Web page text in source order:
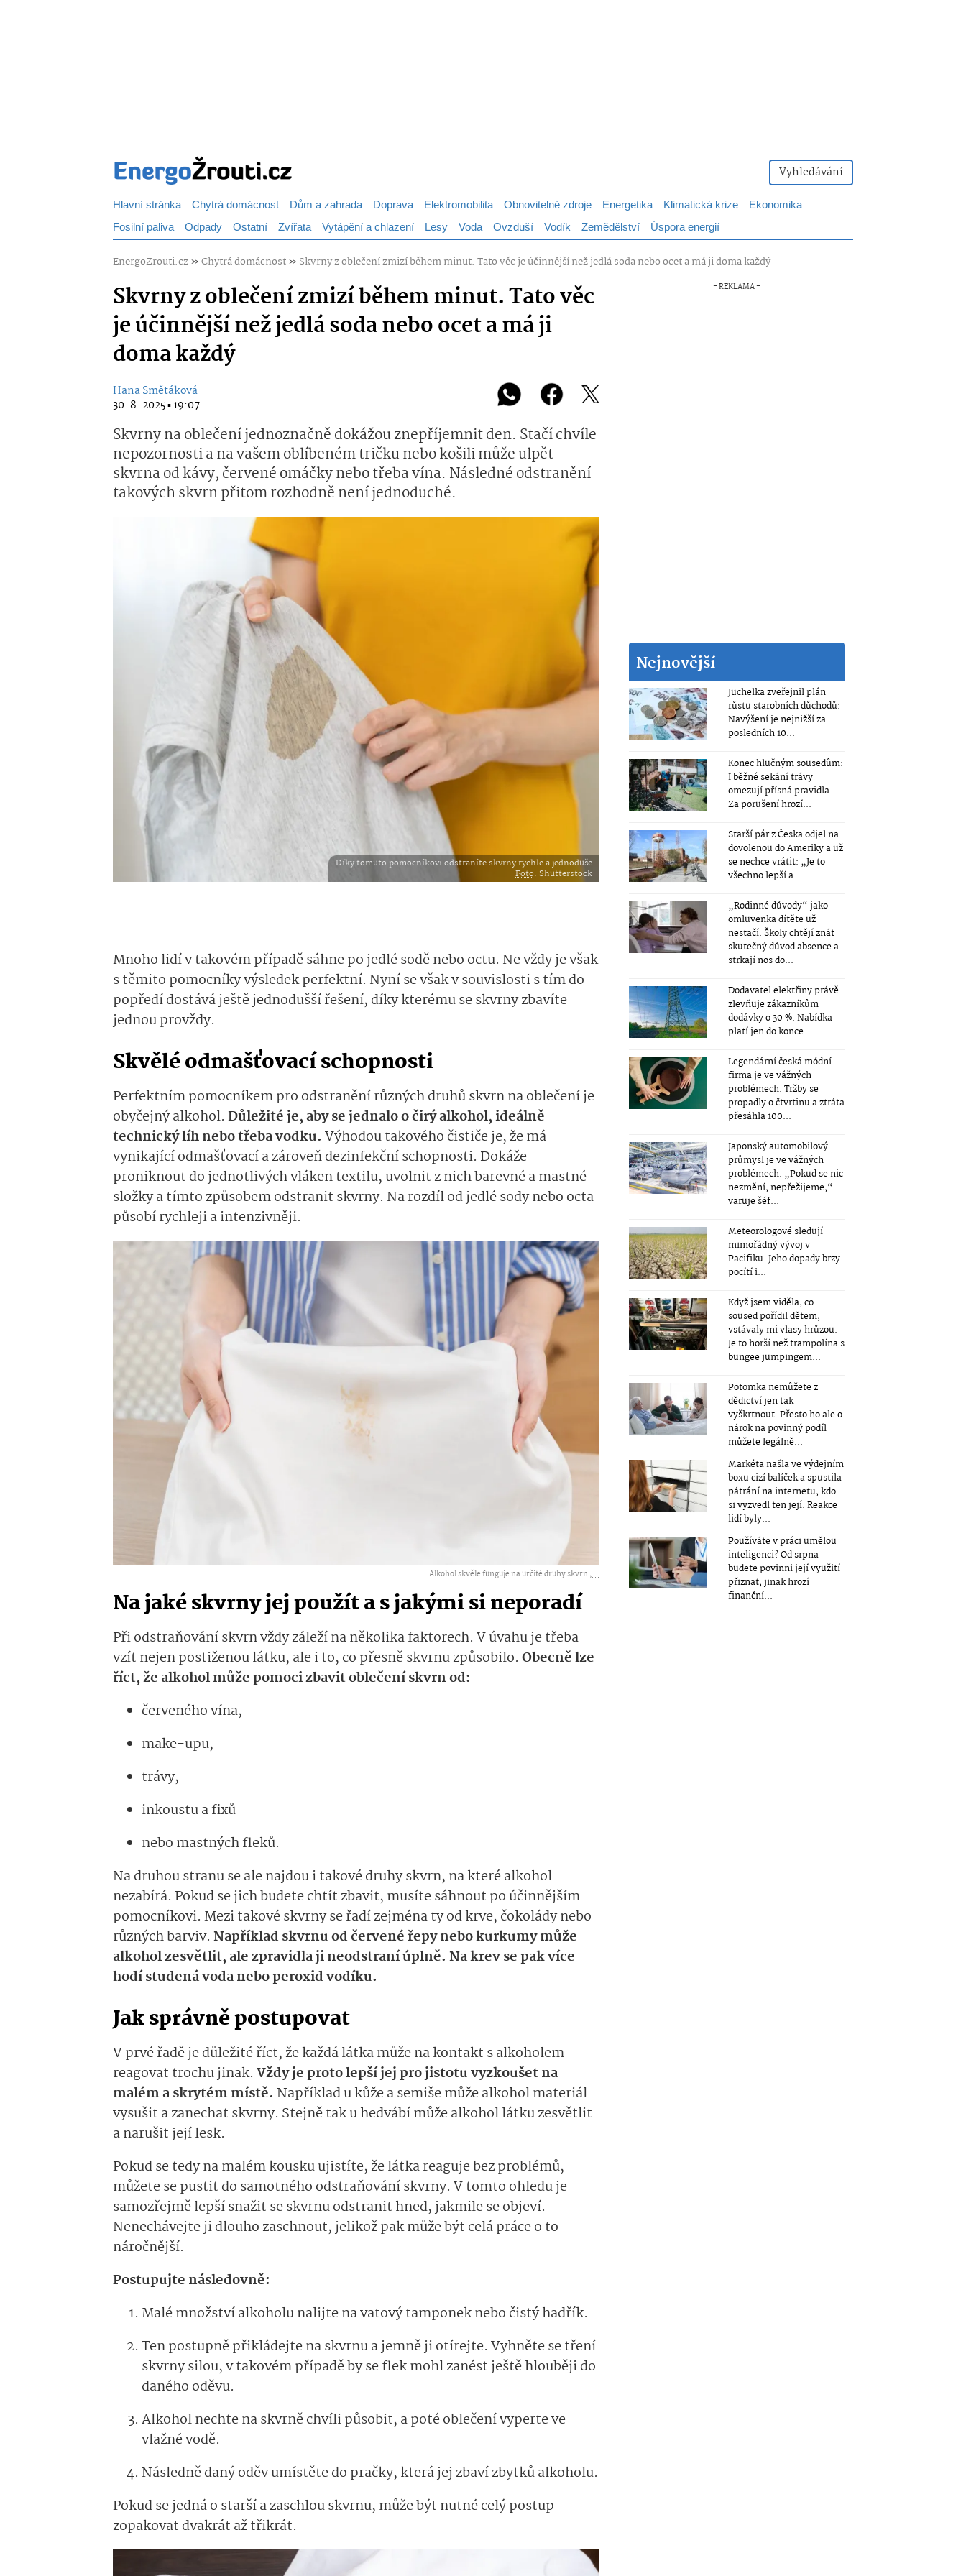
Vyhledávání
Hlavní stránka Chytrá domácnost Dům a zahrada Doprava Elektromobilita Obnovitelné zdroje Energetika Klimatická krize
Ekonomika
Fosilní paliva Odpady Ostatní Zvířata Vytápění a chlazení Lesy Voda Ovzduší Vodík Zemědělství Úspora energií
EnergoZrouti.cz»Chytrá domácnost» Skvrny z oblečení zmizí během minut. Tato věc je účinnější než jedlá soda nebo ocet a má ji doma každý
Skvrny z oblečení zmizí během minut. Tato věc
je účinnější než jedlá soda nebo ocet a má ji
doma každý
Hana Smětáková
30. 8. 2025 ▪ 19:07
Skvrny na oblečení jednoznačně dokážou znepříjemnit den. Stačí chvíle
nepozornosti a na vašem oblíbeném tričku nebo košili může ulpět
skvrna od kávy, červené omáčky nebo třeba vína. Následné odstranění
takových skvrn přitom rozhodně není jednoduché.
Díky tomuto pomocníkovi odstraníte skvrny rychle a jednoduše
Foto: Shutterstock
Mnoho lidí v takovém případě sáhne po jedlé sodě nebo octu. Ne vždy je však
s těmito pomocníky výsledek perfektní. Nyní se však v souvislosti s tím do
popředí dostává ještě jednodušší řešení, díky kterému se skvrny zbavíte
jednou provždy.
Skvělé odmašťovací schopnosti
Perfektním pomocníkem pro odstranění různých druhů skvrn na oblečení je
obyčejný alkohol. Důležité je, aby se jednalo o čirý alkohol, ideálně
technický líh nebo třeba vodku. Výhodou takového čističe je, že má
vynikající odmašťovací a zároveň dezinfekční schopnosti. Dokáže
proniknout do jednotlivých vláken textilu, uvolnit z nich barevné a mastné
složky a tímto způsobem odstranit skvrny. Na rozdíl od jedlé sody nebo octa
působí rychleji a intenzivněji.
Alkohol skvěle funguje na určité druhy skvrn ,...
Na jaké skvrny jej použít a s jakými si neporadí
Při odstraňování skvrn vždy záleží na několika faktorech. V úvahu je třeba
vzít nejen postiženou látku, ale i to, co přesně skvrnu způsobilo. Obecně lze
říct, že alkohol může pomoci zbavit oblečení skvrn od:
červeného vína,
make-upu,
trávy,
inkoustu a fixů
nebo mastných fleků.
Na druhou stranu se ale najdou i takové druhy skvrn, na které alkohol
nezabírá. Pokud se jich budete chtít zbavit, musíte sáhnout po účinnějším
pomocníkovi. Mezi takové skvrny se řadí zejména ty od krve, čokolády nebo
různých barviv. Například skvrnu od červené řepy nebo kurkumy může
alkohol zesvětlit, ale zpravidla ji neodstraní úplně. Na krev se pak více
hodí studená voda nebo peroxid vodíku.
Jak správně postupovat
V prvé řadě je důležité říct, že každá látka může na kontakt s alkoholem
reagovat trochu jinak. Vždy je proto lepší jej pro jistotu vyzkoušet na
malém a skrytém místě. Například u kůže a semiše může alkohol materiál
vysušit a zanechat skvrny. Stejně tak u hedvábí může alkohol látku zesvětlit
a narušit její lesk.
Pokud se tedy na malém kousku ujistíte, že látka reaguje bez problémů,
můžete se pustit do samotného odstraňování skvrny. V tomto ohledu je
samozřejmě lepší snažit se skvrnu odstranit hned, jakmile se objeví.
Nenechávejte ji dlouho zaschnout, jelikož pak může být celá práce o to
náročnější.
Postupujte následovně:
Malé množství alkoholu nalijte na vatový tamponek nebo čistý hadřík.
Ten postupně přikládejte na skvrnu a jemně ji otírejte. Vyhněte se tření
skvrny silou, v takovém případě by se flek mohl zanést ještě hlouběji do
daného oděvu.
Alkohol nechte na skvrně chvíli působit, a poté oblečení vyperte ve
vlažné vodě.
Následně daný oděv umístěte do pračky, která jej zbaví zbytků alkoholu.
Pokud se jedná o starší a zaschlou skvrnu, může být nutné celý postup
zopakovat dvakrát až třikrát.
Nejnovější
Juchelka zveřejnil plán
růstu starobních důchodů:
Navýšení je nejnižší za
posledních 10...
Konec hlučným sousedům:
I běžné sekání trávy
omezují přísná pravidla.
Za porušení hrozí...
Starší pár z Česka odjel na
dovolenou do Ameriky a už
se nechce vrátit: „Je to
všechno lepší a...
„Rodinné důvody“ jako
omluvenka dítěte už
nestačí. Školy chtějí znát
skutečný důvod absence a
strkají nos do...
Dodavatel elektřiny právě
zlevňuje zákazníkům
dodávky o 30 %. Nabídka
platí jen do konce...
Legendární česká módní
firma je ve vážných
problémech. Tržby se
propadly o čtvrtinu a ztráta
přesáhla 100...
Japonský automobilový
průmysl je ve vážných
problémech. „Pokud se nic
nezmění, nepřežijeme,“
varuje šéf...
Meteorologové sledují
mimořádný vývoj v
Pacifiku. Jeho dopady brzy
pocítí i...
Když jsem viděla, co
soused pořídil dětem,
vstávaly mi vlasy hrůzou.
Je to horší než trampolína s
bungee jumpingem...
Potomka nemůžete z
dědictví jen tak
vyškrtnout. Přesto ho ale o
nárok na povinný podíl
můžete legálně...
Markéta našla ve výdejním
boxu cizí balíček a spustila
pátrání na internetu, kdo
si vyzvedl ten její. Reakce
lidí byly...
Používáte v práci umělou
inteligenci? Od srpna
budete povinni její využití
přiznat, jinak hrozí
finanční...